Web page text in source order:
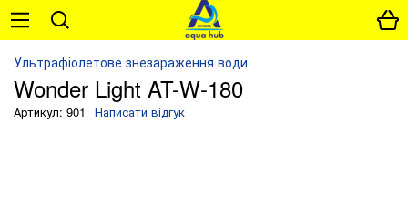
Ультрафіолетове знезараження води
Wonder Light AT-W-180
Артикул: 901 Написати відгук